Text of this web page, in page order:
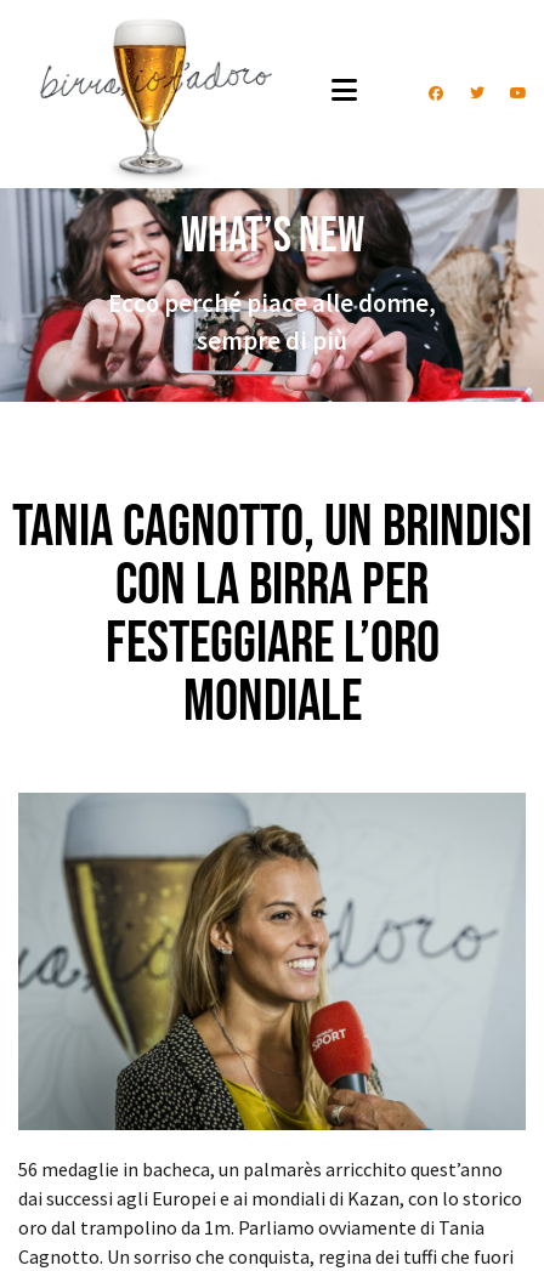
What’s New
Ecco perché piace alle donne,
sempre di più
Tania Cagnotto, un brindisi
con la birra per
festeggiare l’oro
mondiale
56 medaglie in bacheca, un palmarès arricchito quest’anno
dai successi agli Europei e ai mondiali di Kazan, con lo storico
oro dal trampolino da 1m. Parliamo ovviamente di Tania
Cagnotto. Un sorriso che conquista, regina dei tuffi che fuori